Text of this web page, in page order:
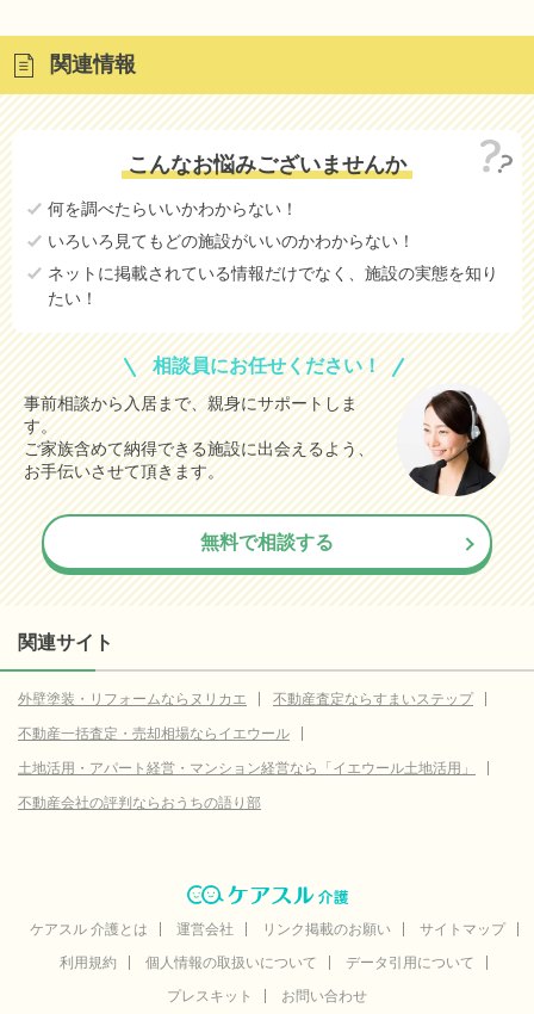
関連情報
こんなお悩みございませんか
何を調べたらいいかわからない！
いろいろ見てもどの施設がいいのかわからない！
ネットに掲載されている情報だけでなく、施設の実態を知り
たい！
相談員にお任せください！
事前相談から入居まで、親身にサポートしま
す。
ご家族含めて納得できる施設に出会えるよう、
お手伝いさせて頂きます。
無料で相談する
関連サイト
外壁塗装・リフォームならヌリカエ
不動産査定ならすまいステップ
不動産一括査定・売却相場ならイエウール
土地活用・アパート経営・マンション経営なら「イエウール土地活用」
不動産会社の評判ならおうちの語り部
ケアスル 介護とは 運営会社 リンク掲載のお願い
サイトマップ
利用規約
個人情報の取扱いについて
データ引用について
プレスキット
お問い合わせ